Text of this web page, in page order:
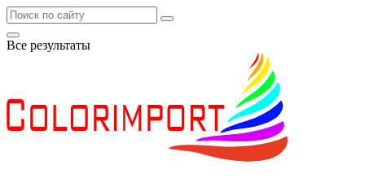
Все результаты